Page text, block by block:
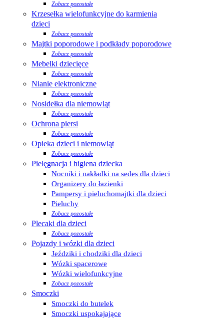
Zobacz pozostałe
Krzesełka wielofunkcyjne do karmienia
dzieci
Zobacz pozostałe
Majtki poporodowe i podkłady poporodowe
Zobacz pozostałe
Mebelki dziecięce
Zobacz pozostałe
Nianie elektroniczne
Zobacz pozostałe
Nosidełka dla niemowląt
Zobacz pozostałe
Ochrona piersi
Zobacz pozostałe
Opieka dzieci i niemowląt
Zobacz pozostałe
Pielęgnacja i higiena dziecka
Nocniki i nakładki na sedes dla dzieci
Organizery do łazienki
Pampersy i pieluchomajtki dla dzieci
Pieluchy
Zobacz pozostałe
Plecaki dla dzieci
Zobacz pozostałe
Pojazdy i wózki dla dzieci
Jeździki i chodziki dla dzieci
Wózki spacerowe
Wózki wielofunkcyjne
Zobacz pozostałe
Smoczki
Smoczki do butelek
Smoczki uspokajające